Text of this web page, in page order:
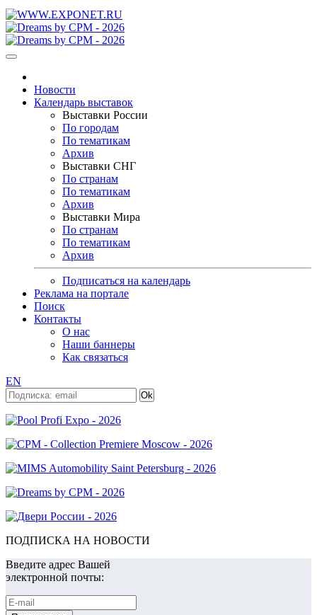
Новости
Календарь выставок
Выставки России
По городам
По тематикам
Архив
Выставки СНГ
По странам
По тематикам
Архив
Выставки Мира
По странам
По тематикам
Архив
Подписаться на календарь
Реклама на портале
Поиск
Контакты
О нас
Наши баннеры
Как связаться
EN
ПОДПИСКА НА НОВОСТИ
Введите адрес Вашей
электронной почты: